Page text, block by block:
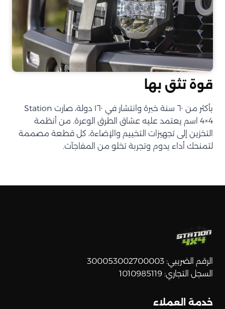
قوة تثق بها
بأكثر من ٦٠ سنة خبرة وانتشار في ١٦٠ دولة، صارت Station
4×4 اسم يعتمد عليه عشاق الطرق الوعرة. من أنظمة
التخزين إلى تجهيزات التخييم والإضاءة، كل قطعة مصممة
لتمنحك أداء يدوم وتجربة تخلو من المفاجآت.
الرقم الضريبي: 300053002700003
السجل التجاري: 1010985119
خدمة العملاء